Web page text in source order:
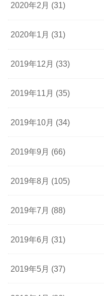
2020年2月 (31)
2020年1月 (31)
2019年12月 (33)
2019年11月 (35)
2019年10月 (34)
2019年9月 (66)
2019年8月 (105)
2019年7月 (88)
2019年6月 (31)
2019年5月 (37)